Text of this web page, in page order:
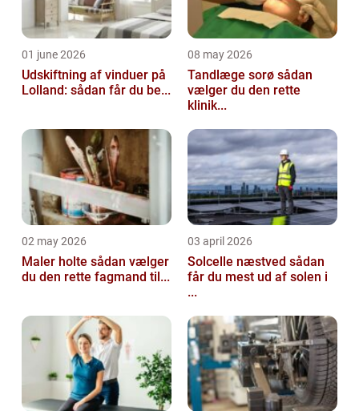
01 june 2026
Udskiftning af vinduer på
Lolland: sådan får du be...
08 may 2026
Tandlæge sorø sådan
vælger du den rette
klinik...
02 may 2026
Maler holte sådan vælger
du den rette fagmand til...
03 april 2026
Solcelle næstved sådan
får du mest ud af solen i
...